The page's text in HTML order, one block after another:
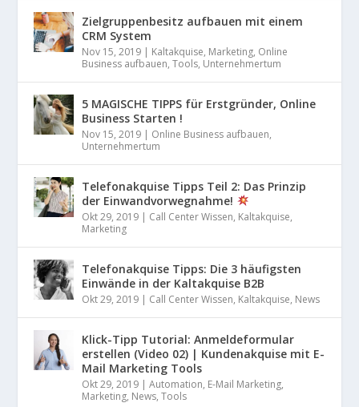
Zielgruppenbesitz aufbauen mit einem
CRM System
Nov 15, 2019 | Kaltakquise, Marketing, Online
Business aufbauen,Tools, Unternehmertum
5 MAGISCHE TIPPS für Erstgründer, Online
Business Starten !
Nov 15, 2019 | Online Business aufbauen,
Unternehmertum
Telefonakquise Tipps Teil 2: Das Prinzip
der Einwandvorwegnahme!
Okt 29, 2019 | Call Center Wissen, Kaltakquise,
Marketing
Telefonakquise Tipps: Die 3 häufigsten
Einwände in der Kaltakquise B2B
Okt 29, 2019 | Call Center Wissen, Kaltakquise, News
Klick-Tipp Tutorial: Anmeldeformular
erstellen (Video 02) | Kundenakquise mit E-
Mail Marketing Tools
Okt 29, 2019 |Automation, E-Mail Marketing,
Marketing, News,Tools